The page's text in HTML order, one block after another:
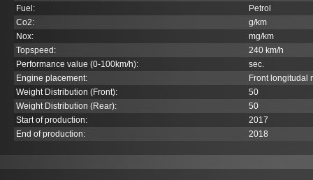
Fuel:
Petrol
Co2:
g/km
Nox:
mg/km
Topspeed:
240 km/h
Performance value (0-100km/h):
sec.
Engine placement:
Front longitudal
Weight Distribution (Front):
50
Weight Distribution (Rear):
50
Start of production:
2017
End of production:
2018